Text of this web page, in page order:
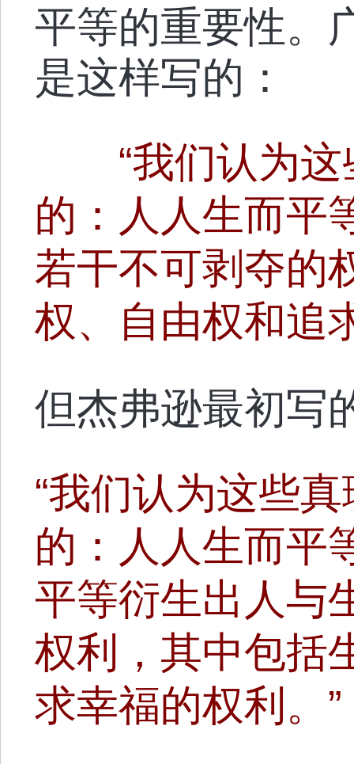
平等的重要性。
是这样写的：
“我们认为
的：人人生而平
若干不可剥夺的
权、自由权和追
但杰弗逊最初写
“我们认为这些
的：人人生而平
平等衍生出人与
权利，其中包括
求幸福的权利。”